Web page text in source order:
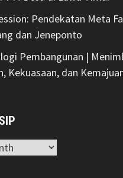
Pendekatan Meta
dan Jeneponto
Pembangunan |
Kekuasaan, dan